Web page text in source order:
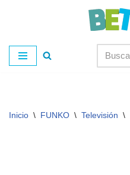
al
contenido
Inicio \ FUNKO \ Televisión \